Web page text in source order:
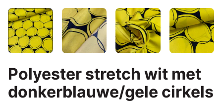
Polyester stretch wit met
donkerblauwe/gele cirkels